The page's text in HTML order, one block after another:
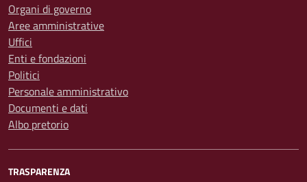
Organi di governo
Aree amministrative
Uffici
Enti e fondazioni
Politici
Personale amministrativo
Documenti e dati
Albo pretorio
TRASPARENZA